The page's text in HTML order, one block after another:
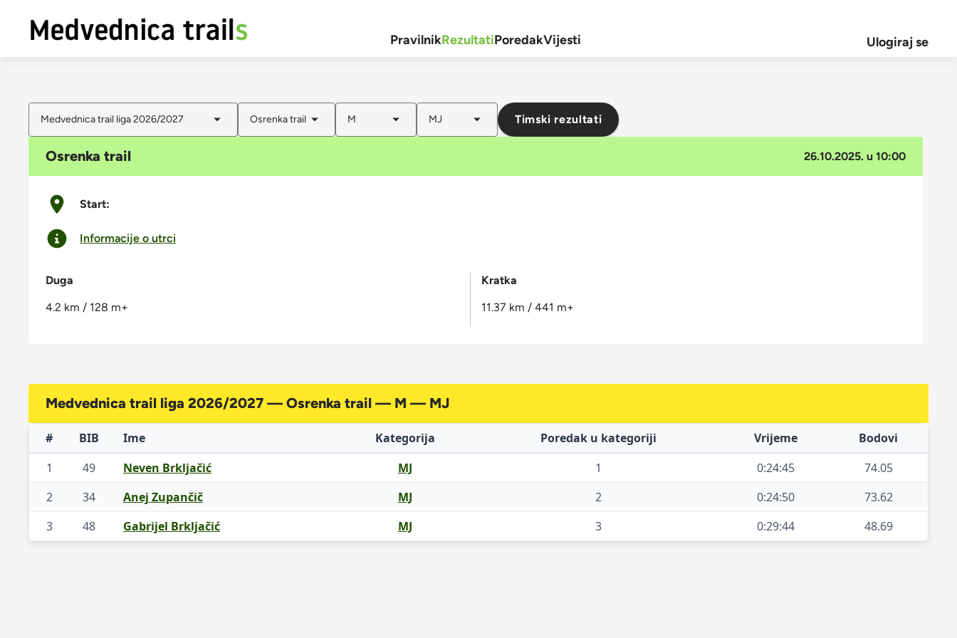
PravilnikRezultatiPoredakVijesti Ulogiraj se
Medvednica trail liga 2026/2027 Osrenka trail M MJ Timski rezultati
Osrenka trail 26.10.2025. u 10:00
Start:
Informacije o utrci
Duga
4.2 km / 128 m+
Kratka
11.37 km / 441 m+
Medvednica trail liga 2026/2027 — Osrenka trail — M — MJ
# BIB Ime Kategorija Poredak u kategoriji Vrijeme
Bodovi
1
49 Neven Brkljačić MJ 1 0:24:45
74.05
2
34 Anej Zupančič MJ 2 0:24:50
73.62
3
48 Gabrijel Brkljačić MJ 3 0:29:44 48.69